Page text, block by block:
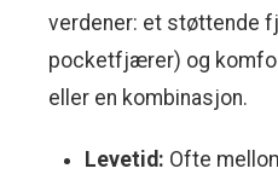
verdener: et støttende
pocketfjærer) og
eller en kombinasjon.
Levetid: Ofte